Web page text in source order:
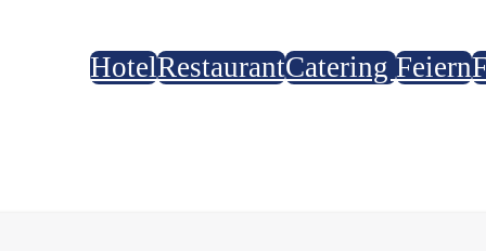
HotelRestaurantCateringFeiern